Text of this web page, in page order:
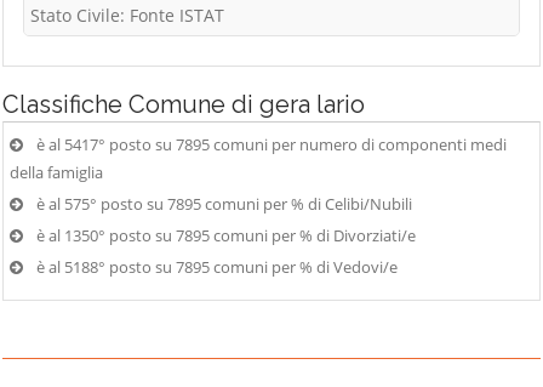
Stato Civile: Fonte ISTAT
Classifiche Comune di gera lario
è al 5417° posto su 7895 comuni per numero di componenti medi
della famiglia
è al 575° posto su 7895 comuni per % di Celibi/Nubili
è al 1350° posto su 7895 comuni per % di Divorziati/e
è al 5188° posto su 7895 comuni per % di Vedovi/e